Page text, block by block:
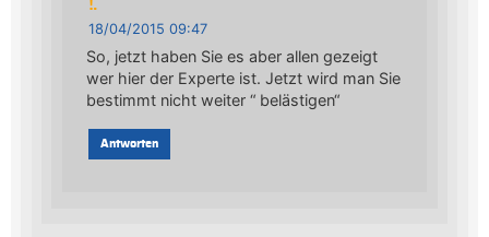
!.
18/04/2015 09:47
So, jetzt haben Sie es aber allen gezeigt
wer hier der Experte ist. Jetzt wird man Sie
bestimmt nicht weiter “ belästigen“
Antworten